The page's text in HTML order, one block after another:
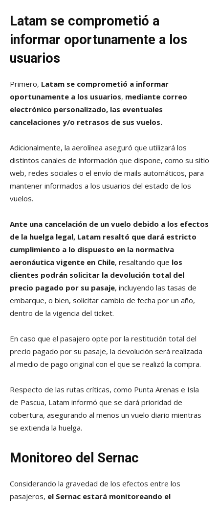
Latam se comprometió a
informar oportunamente a los
usuarios
Primero, Latam se comprometió a informar
oportunamente a los usuarios, mediante correo
electrónico personalizado, las eventuales
cancelaciones y/o retrasos de sus vuelos.
Adicionalmente, la aerolínea aseguró que utilizará los
distintos canales de información que dispone, como su sitio
web, redes sociales o el envío de mails automáticos, para
mantener informados a los usuarios del estado de los
vuelos.
Ante una cancelación de un vuelo debido a los efectos
de la huelga legal, Latam resaltó que dará estricto
cumplimiento a lo dispuesto en la normativa
aeronáutica vigente en Chile, resaltando que los
clientes podrán solicitar la devolución total del
precio pagado por su pasaje, incluyendo las tasas de
embarque, o bien, solicitar cambio de fecha por un año,
dentro de la vigencia del ticket.
En caso que el pasajero opte por la restitución total del
precio pagado por su pasaje, la devolución será realizada
al medio de pago original con el que se realizó la compra.
Respecto de las rutas críticas, como Punta Arenas e Isla
de Pascua, Latam informó que se dará prioridad de
cobertura, asegurando al menos un vuelo diario mientras
se extienda la huelga.
Monitoreo del Sernac
Considerando la gravedad de los efectos entre los
pasajeros, el Sernac estará monitoreando el